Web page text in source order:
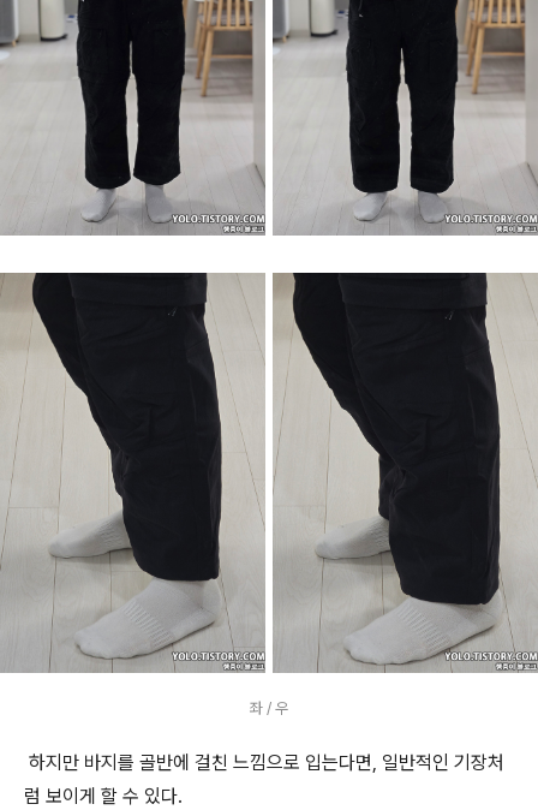
좌 / 우
하지만 바지를 골반에 걸친 느낌으로 입는다면, 일반적인 기장처
럼 보이게 할 수 있다.